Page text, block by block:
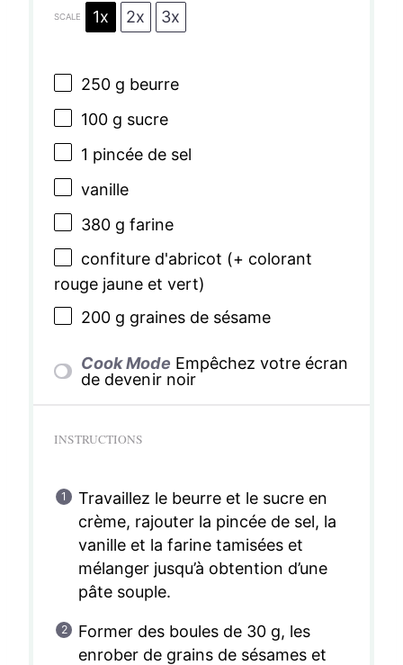
SCALE 1x 2x 3x
250 g beurre
100 g sucre
1 pincée de sel
vanille
380 g farine
confiture d'abricot (+ colorant
rouge jaune et vert)
200 g graines de sésame
Cook Mode Empêchez votre écran
de devenir noir
INSTRUCTIONS
Travaillez le beurre et le sucre en
crème, rajouter la pincée de sel, la
vanille et la farine tamisées et
mélanger jusqu’à obtention d’une
pâte souple.
Former des boules de 30 g, les
enrober de grains de sésames et